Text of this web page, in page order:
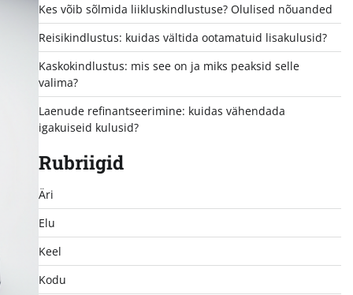
Kes võib sõlmida liikluskindlustuse? Olulised nõuanded
Reisikindlustus: kuidas vältida ootamatuid lisakulusid?
Kaskokindlustus: mis see on ja miks peaksid selle
valima?
Laenude refinantseerimine: kuidas vähendada
igakuiseid kulusid?
Rubriigid
Äri
Elu
Keel
Kodu